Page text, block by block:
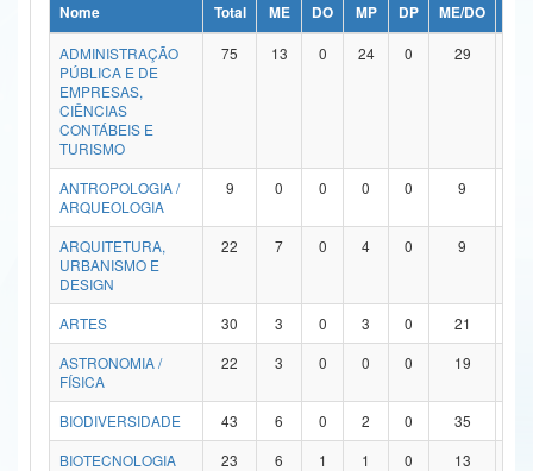
Ministério da Ciência, Tecnologia, Inovações e Comunicações
Ministério do Meio Ambiente
Ministério do Turismo
Ministério do Desenvolvimento Regional
Controladoria-Geral da União
Ministério da Mulher, da Família e dos Direitos Humanos
Secretaria de Governo
Advocacia-Geral da União
Nome Total ME DO MP DP ME/DO
ADMINISTRAÇÃO
PÚBLICA E DE
EMPRESAS,
CIÊNCIAS
CONTÁBEIS E
TURISMO
75 13 0 24 0 29
ANTROPOLOGIA /
ARQUEOLOGIA
9 0 0 0 0 9
ARQUITETURA,
URBANISMO E
DESIGN
22 7 0 4 0 9
ARTES 30 3 0 3 0 21
ASTRONOMIA /
FÍSICA
22 3 0 0 0 19
BIODIVERSIDADE 43 6 0 2 0 35
BIOTECNOLOGIA
23 6 1 1 0 13